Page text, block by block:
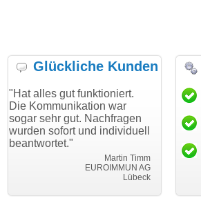
Glückliche Kunden
funktioniert.
war
Nachfragen
und individuell
EUROIMMUN AG
"Danke für den
Transfer und guten
i can eckert